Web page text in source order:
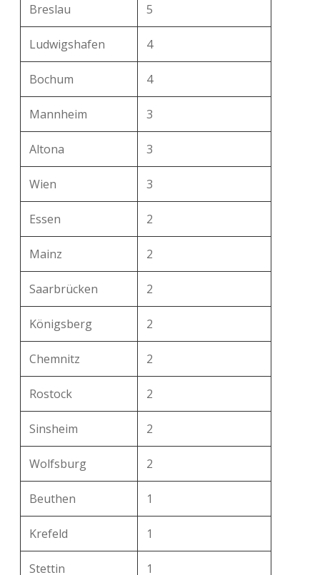
Breslau 5
Ludwigshafen 4
Bochum 4
Mannheim 3
Altona 3
Wien 3
Essen 2
Mainz 2
Saarbrücken 2
Königsberg 2
Chemnitz 2
Rostock 2
Sinsheim 2
Wolfsburg 2
Beuthen 1
Krefeld 1
Stettin 1